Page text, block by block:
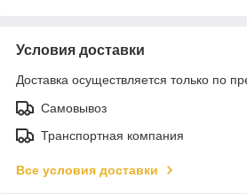
Условия доставки
Доставка осуществляется только по
Самовывоз
Транспортная компания
Все условия доставки